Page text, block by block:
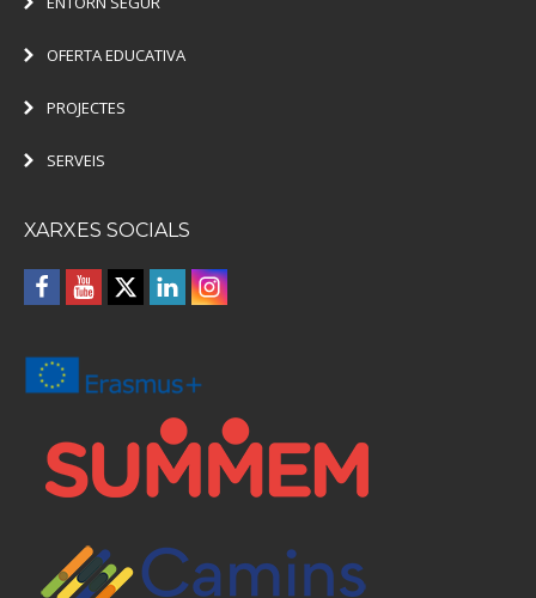
OFERTA EDUCATIVA
PROJECTES
SERVEIS
XARXES SOCIALS